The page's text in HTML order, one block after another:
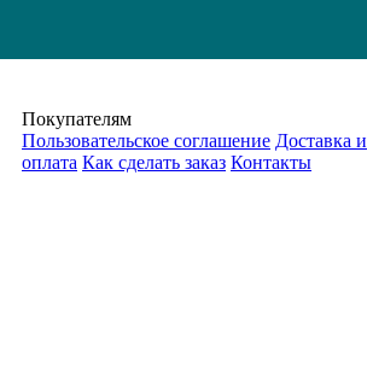
Покупателям
Пользовательское соглашение Доставка и
оплата Как сделать заказ Контакты